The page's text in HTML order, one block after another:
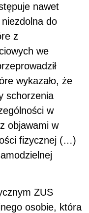
nawet
do
z
we
wykazało, że
schorzenia
w
objawami w
fizycznej (…)
ZUS
osobie, która